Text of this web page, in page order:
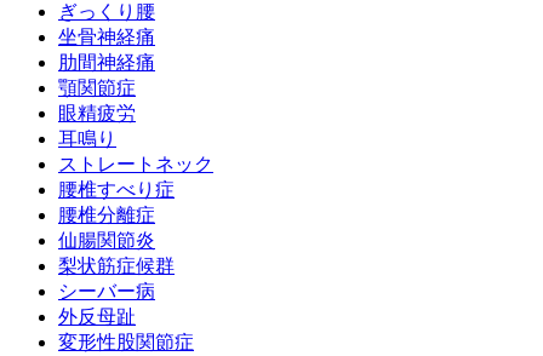
ぎっくり腰
坐骨神経痛
肋間神経痛
顎関節症
眼精疲労
耳鳴り
ストレートネック
腰椎すべり症
腰椎分離症
仙腸関節炎
梨状筋症候群
シーバー病
外反母趾
変形性股関節症